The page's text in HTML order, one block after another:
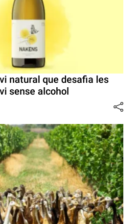
natural que desafia les
sense alcohol